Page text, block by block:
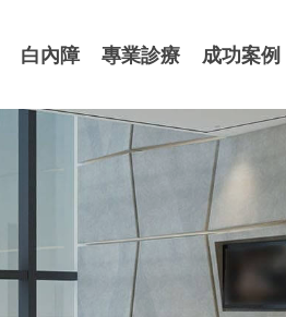
白內障 專業診療 成功案例